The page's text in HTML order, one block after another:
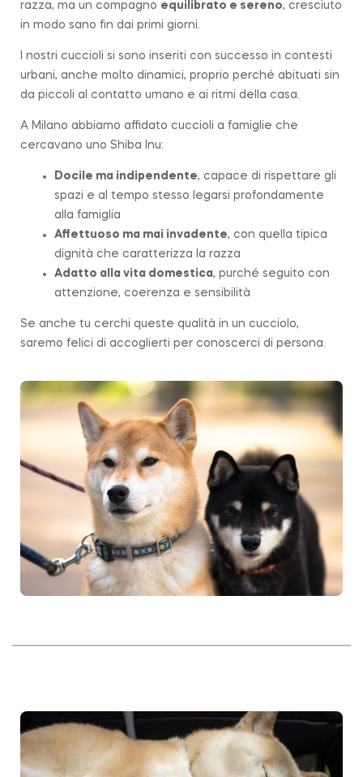
razza, ma un compagno equilibrato e sereno, cresciuto
in modo sano fin dai primi giorni.
I nostri cuccioli si sono inseriti con successo in contesti
urbani, anche molto dinamici, proprio perché abituati sin
da piccoli al contatto umano e ai ritmi della casa.
A Milano abbiamo affidato cuccioli a famiglie che
cercavano uno Shiba Inu:
Docile ma indipendente, capace di rispettare gli
spazi e al tempo stesso legarsi profondamente
alla famiglia
Affettuoso ma mai invadente, con quella tipica
dignità che caratterizza la razza
Adatto alla vita domestica, purché seguito con
attenzione, coerenza e sensibilità
Se anche tu cerchi queste qualità in un cucciolo,
saremo felici di accoglierti per conoscerci di persona.